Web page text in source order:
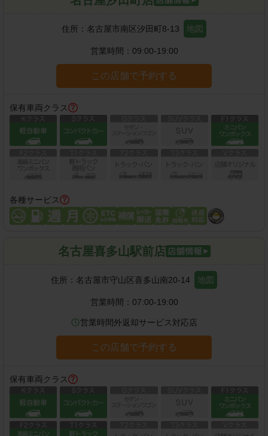
住所： 名古屋市南区汐田町8-13 地図
営業時間： 09:00-19:00
この店舗で予約する
保有車両クラス
各種サービス
名古屋喜多山駅前店
住所： 名古屋市守山区喜多山南20-14 地図
営業時間： 07:00-19:00
営業時間外返却サービス対応店
この店舗で予約する
保有車両クラス